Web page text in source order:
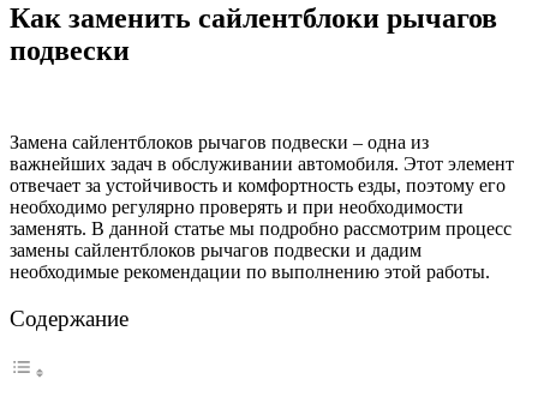
Как заменить сайлентблоки рычагов
подвески
Замена сайлентблоков рычагов подвески – одна из
важнейших задач в обслуживании автомобиля. Этот элемент
отвечает за устойчивость и комфортность езды, поэтому его
необходимо регулярно проверять и при необходимости
заменять. В данной статье мы подробно рассмотрим процесс
замены сайлентблоков рычагов подвески и дадим
необходимые рекомендации по выполнению этой работы.
Содержание